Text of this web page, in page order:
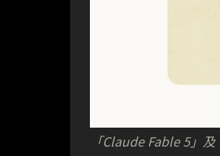
「Claude Fable 5」